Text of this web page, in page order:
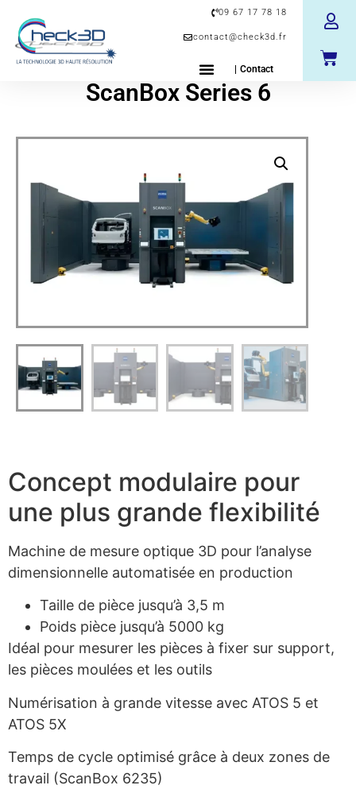
09 67 17 78 18
contact@check3d.fr
| Contact
ScanBox Series 6
Concept modulaire pour
une plus grande flexibilité
Machine de mesure optique 3D pour l’analyse
dimensionnelle automatisée en production
Taille de pièce jusqu’à 3,5 m
Poids pièce jusqu’à 5000 kg
Idéal pour mesurer les pièces à fixer sur support,
les pièces moulées et les outils
Numérisation à grande vitesse avec ATOS 5 et
ATOS 5X
Temps de cycle optimisé grâce à deux zones de
travail (ScanBox 6235)